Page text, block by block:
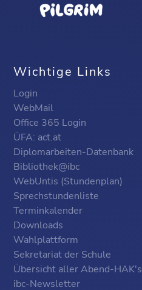
Wichtige Links
Login
WebMail
Office 365 Login
ÜFA: act.at
Diplomarbeiten-Datenbank
Bibliothek@ibc
WebUntis (Stundenplan)
Sprechstundenliste
Terminkalender
Downloads
Wahlplattform
Sekretariat der Schule
Übersicht aller Abend-HAK's
ibc-Newsletter